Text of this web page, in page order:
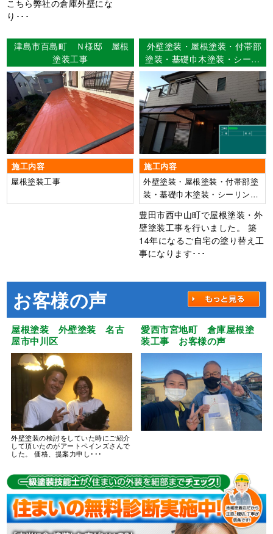
こちら弊社の倉庫外壁にな
り･･･
津島市百島町 Ｎ様邸 屋根
塗装工事
施工内容
屋根塗装工事
外壁塗装・屋根塗装・付帯部
塗装・基礎巾木塗装・シーリ
ング打ち替え工事・ベランダ
FRP防水工事・豊田市西中山
町 T様邸
施工内容
外壁塗装・屋根塗装・付帯部塗
装・基礎巾木塗装・シーリング
打ち替え工事・ベランダFRP防
水工事
豊田市西中山町で屋根塗装・外
壁塗装工事を行いました。 築
14年になるご自宅の塗り替え工
事になります･･･
お客様の声
屋根塗装 外壁塗装 名古
屋市中川区
外壁塗装の検討をしていた時にご紹介
して頂いたのがアートペインズさんで
した。 価格、提案力申し･･･
愛西市宮地町 倉庫屋根塗
装工事 お客様の声